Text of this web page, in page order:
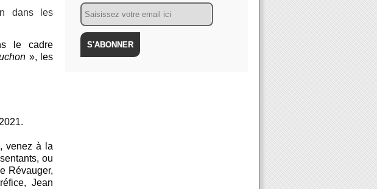
dans les
le cadre
», les
venez à la
ou
Révauger,
Jean
Email